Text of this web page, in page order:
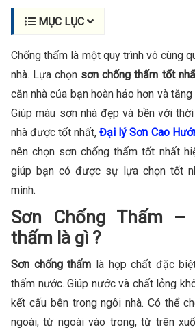
MỤC LỤC
Chống thấm là một quy trình vô cùng
nhà. Lựa chọn sơn chống thấm tốt
căn nhà của bạn hoàn hảo hơn và
Giúp màu sơn nhà đẹp và bền với
nhà được tốt nhất,Đại lý Sơn Cao
nên chọn sơn chống thấm tốt nhất
giúp bạn có được sự lựa chọn tốt
mình.
Sơn Chống Thấm –
thấm là gì ?
Sơn chống thấm là hợp chất đặc
thấm nước. Giúp nước và chất lỏng
kết cấu bên trong ngôi nhà. Có thể
ngoài, từ ngoài vào trong, từ trên